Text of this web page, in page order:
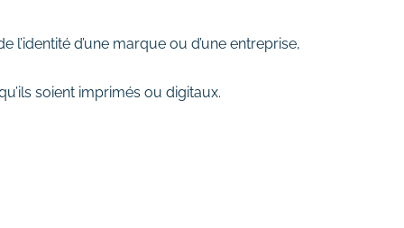
d’une marque ou d’une entreprise,
soient imprimés ou digitaux.